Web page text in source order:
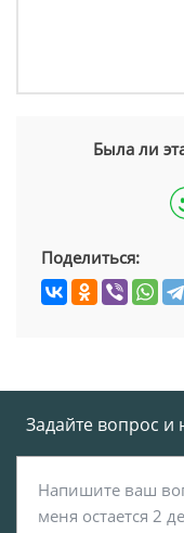
Была ли
Поделиться:
Задайте вопрос и